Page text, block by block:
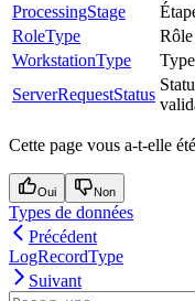
ProcessingStage
RoleType
Rôle
WorkstationType
ServerRequestStatus
Cette page vous a-t-elle
Oui Non
Types de données
Précédent
LogRecordType
Suivant